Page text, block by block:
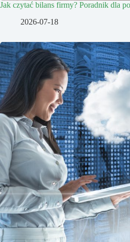
Jak czytać bilans firmy? Poradnik dla
2026-07-18